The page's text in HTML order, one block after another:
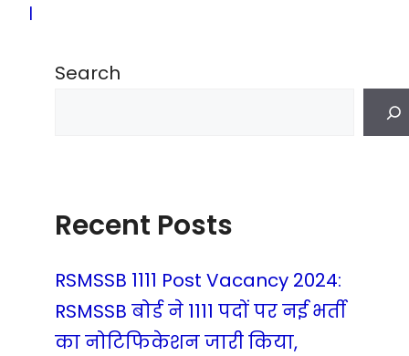
।
Search
Recent Posts
RSMSSB 1111 Post Vacancy 2024:
RSMSSB बोर्ड ने 1111 पदों पर नई भर्ती
का नोटिफिकेशन जारी किया,